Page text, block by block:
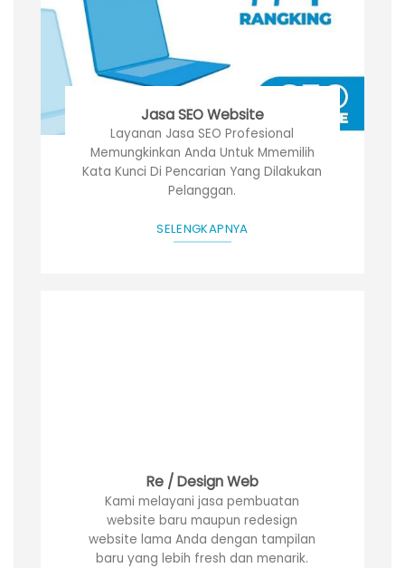
Jasa SEO Website
Layanan Jasa SEO Profesional
Memungkinkan Anda Untuk Mmemilih
Kata Kunci Di Pencarian Yang Dilakukan
Pelanggan.
SELENGKAPNYA
Re / Design Web
Kami melayani jasa pembuatan
website baru maupun redesign
website lama Anda dengan tampilan
baru yang lebih fresh dan menarik.